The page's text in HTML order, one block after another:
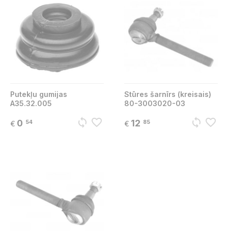
Putekļu gumijas
A35.32.005
€ 0 54 sync favorite_border
Stūres šarnīrs (kreisais)
80-3003020-03
€ 12 85 sync favorite_border